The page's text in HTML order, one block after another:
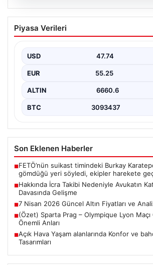
Hakkında İcra Takibi
Avukatın Katledilmesi
Bursa’nın Gürsu ilçesinde gerçekleşen
uğrayarak hayatını kaybetmesiyle…
Piyasa Verileri
USD 47.74
EUR 55.25
ALTIN 6660.6
BTC 3093437
Son Eklenen Haberler
■FETÖ’nün suikast timindeki Burkay
gömdüğü yeri söyledi, ekipler harekete
■Hakkında İcra Takibi Nedeniyle Avukatın
Davasında Gelişme
■7 Nisan 2026 Güncel Altın Fiyatları ve
■(Özet) Sparta Prag – Olympique Lyon
Önemli Anları
■Açık Hava Yaşam alanlarında Konfor ve
Tasarımları